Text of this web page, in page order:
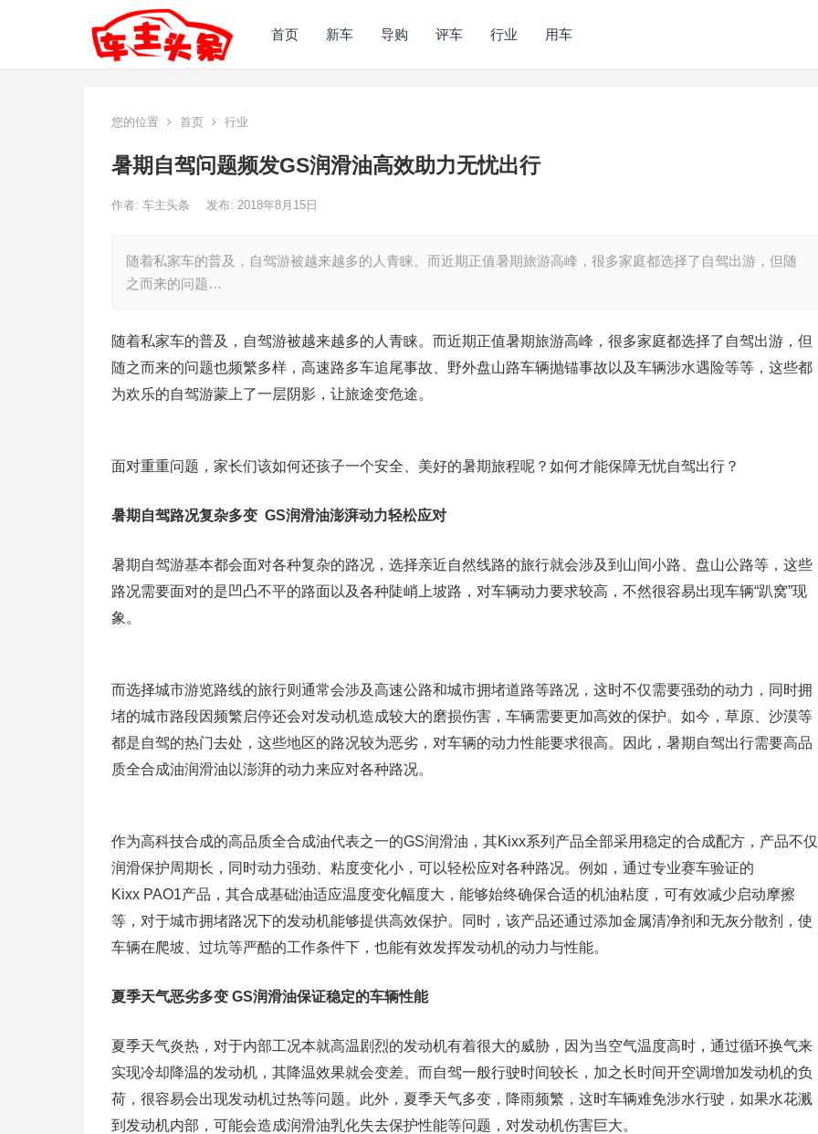
首页 新车 导购 评车 行业 用车
您的位置 首页 行业
暑期自驾问题频发GS润滑油高效助力无忧出行
作者: 车主头条 发布: 2018年8月15日
随着私家车的普及，自驾游被越来越多的人青睐。而近期正值暑期旅游高峰，很多家庭都选择了自驾出游，但随
之而来的问题…
随着私家车的普及，自驾游被越来越多的人青睐。而近期正值暑期旅游高峰，很多家庭都选择了自驾出游，但
随之而来的问题也频繁多样，高速路多车追尾事故、野外盘山路车辆抛锚事故以及车辆涉水遇险等等，这些都
为欢乐的自驾游蒙上了一层阴影，让旅途变危途。
面对重重问题，家长们该如何还孩子一个安全、美好的暑期旅程呢？如何才能保障无忧自驾出行？
暑期自驾路况复杂多变 GS润滑油澎湃动力轻松应对
暑期自驾游基本都会面对各种复杂的路况，选择亲近自然线路的旅行就会涉及到山间小路、盘山公路等，这些
路况需要面对的是凹凸不平的路面以及各种陡峭上坡路，对车辆动力要求较高，不然很容易出现车辆“趴窝”现
象。
而选择城市游览路线的旅行则通常会涉及高速公路和城市拥堵道路等路况，这时不仅需要强劲的动力，同时拥
堵的城市路段因频繁启停还会对发动机造成较大的磨损伤害，车辆需要更加高效的保护。如今，草原、沙漠等
都是自驾的热门去处，这些地区的路况较为恶劣，对车辆的动力性能要求很高。因此，暑期自驾出行需要高品
质全合成油润滑油以澎湃的动力来应对各种路况。
作为高科技合成的高品质全合成油代表之一的GS润滑油，其Kixx系列产品全部采用稳定的合成配方，产品不仅
润滑保护周期长，同时动力强劲、粘度变化小，可以轻松应对各种路况。例如，通过专业赛车验证的
Kixx PAO1产品，其合成基础油适应温度变化幅度大，能够始终确保合适的机油粘度，可有效减少启动摩擦
等，对于城市拥堵路况下的发动机能够提供高效保护。同时，该产品还通过添加金属清净剂和无灰分散剂，使
车辆在爬坡、过坑等严酷的工作条件下，也能有效发挥发动机的动力与性能。
夏季天气恶劣多变 GS润滑油保证稳定的车辆性能
夏季天气炎热，对于内部工况本就高温剧烈的发动机有着很大的威胁，因为当空气温度高时，通过循环换气来
实现冷却降温的发动机，其降温效果就会变差。而自驾一般行驶时间较长，加之长时间开空调增加发动机的负
荷，很容易会出现发动机过热等问题。此外，夏季天气多变，降雨频繁，这时车辆难免涉水行驶，如果水花溅
到发动机内部，可能会造成润滑油乳化失去保护性能等问题，对发动机伤害巨大。